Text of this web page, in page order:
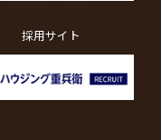
採用サイト